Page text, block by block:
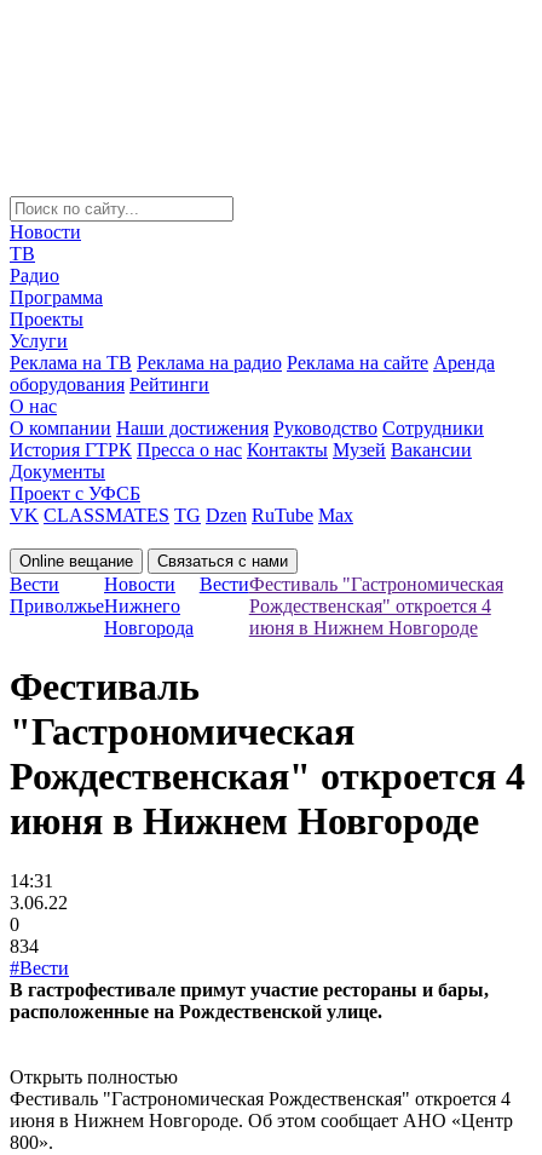
Новости
ТВ
Радио
Программа
Проекты
Услуги
Реклама на ТВ Реклама на радио Реклама на сайте Аренда
оборудования Рейтинги
О нас
О компании Наши достижения Руководство Сотрудники
История ГТРК Пресса о нас Контакты Музей Вакансии
Документы
Проект с УФСБ
VK CLASSMATES TG Dzen RuTube Max
Online вещание Связаться с нами
Вести
Приволжье
Новости
Нижнего
Новгорода
ВестиФестиваль "Гастрономическая
Рождественская" откроется 4
июня в Нижнем Новгороде
Фестиваль
"Гастрономическая
Рождественская" откроется 4
июня в Нижнем Новгороде
14:31
3.06.22
0
834
#Вести
В гастрофестивале примут участие рестораны и бары,
расположенные на Рождественской улице.
Открыть полностью
Фестиваль "Гастрономическая Рождественская" откроется 4
июня в Нижнем Новгороде. Об этом сообщает АНО «Центр
800».